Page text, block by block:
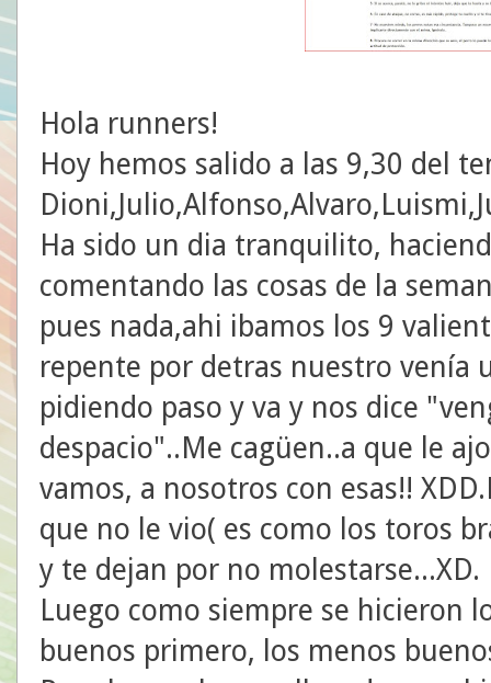
Hola runners!
Hoy hemos salido a las 9,30 del
Ha sido un dia tranquilito,
comentando las cosas de la
pues nada,ahi ibamos los 9
repente por detras nuestro venía
pidiendo paso y va y nos dice
despacio"..Me cagüen..a que le
vamos, a nosotros con esas!!
que no le vio( es como los toros
y te dejan por no molestarse...XD.
Luego como siempre se hicieron
buenos primero, los menos